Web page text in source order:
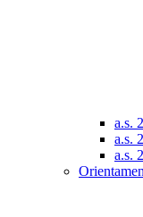
a.s.
a.s.
a.s.